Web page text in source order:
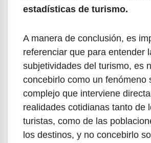
estadísticas de turismo.
A manera de conclusión, es
referenciar que para entender
subjetividades del turismo, es
concebirlo como un fenómeno
complejo que interviene
realidades cotidianas tanto de
turistas, como de las
los destinos, y no concebirlo